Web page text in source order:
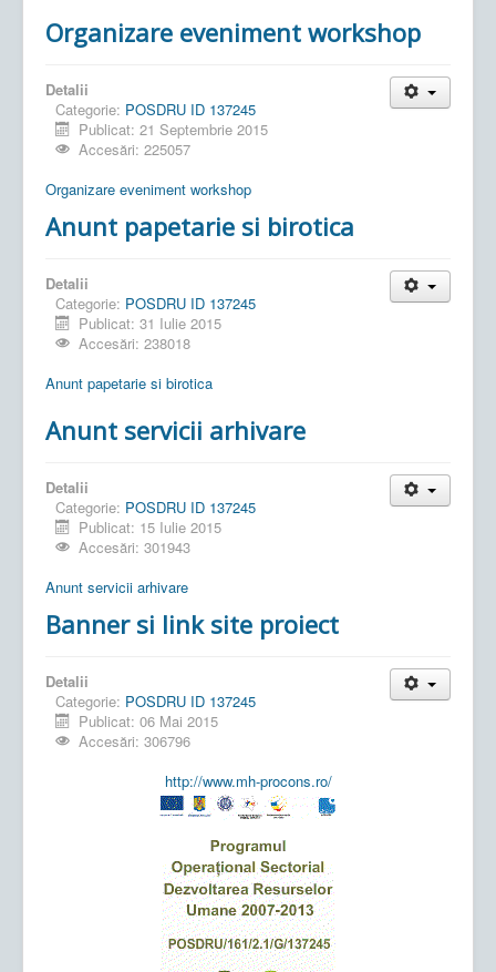
Organizare eveniment workshop
Detalii
Categorie: POSDRU ID 137245
Publicat: 21 Septembrie 2015
Accesări: 225057
Organizare eveniment workshop
Anunt papetarie si birotica
Detalii
Categorie: POSDRU ID 137245
Publicat: 31 Iulie 2015
Accesări: 238018
Anunt papetarie si birotica
Anunt servicii arhivare
Detalii
Categorie: POSDRU ID 137245
Publicat: 15 Iulie 2015
Accesări: 301943
Anunt servicii arhivare
Banner si link site proiect
Detalii
Categorie: POSDRU ID 137245
Publicat: 06 Mai 2015
Accesări: 306796
http://www.mh-procons.ro/